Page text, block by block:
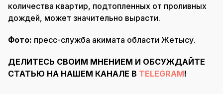
количества квартир, подтопленных от проливных
дождей, может значительно вырасти.
Фото: пресс-служба акимата области Жетысу.
ДЕЛИТЕСЬ СВОИМ МНЕНИЕМ И ОБСУЖДАЙТЕ
СТАТЬЮ НА НАШЕМ КАНАЛЕ В TELEGRAM!